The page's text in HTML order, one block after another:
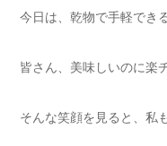
今日は、乾物で手軽でき
皆さん、美味しいのに楽
そんな笑顔を見ると、私